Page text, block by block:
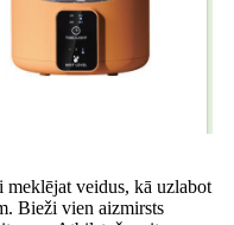
meklējat veidus, kā uzlabot
Bieži vien aizmirsts